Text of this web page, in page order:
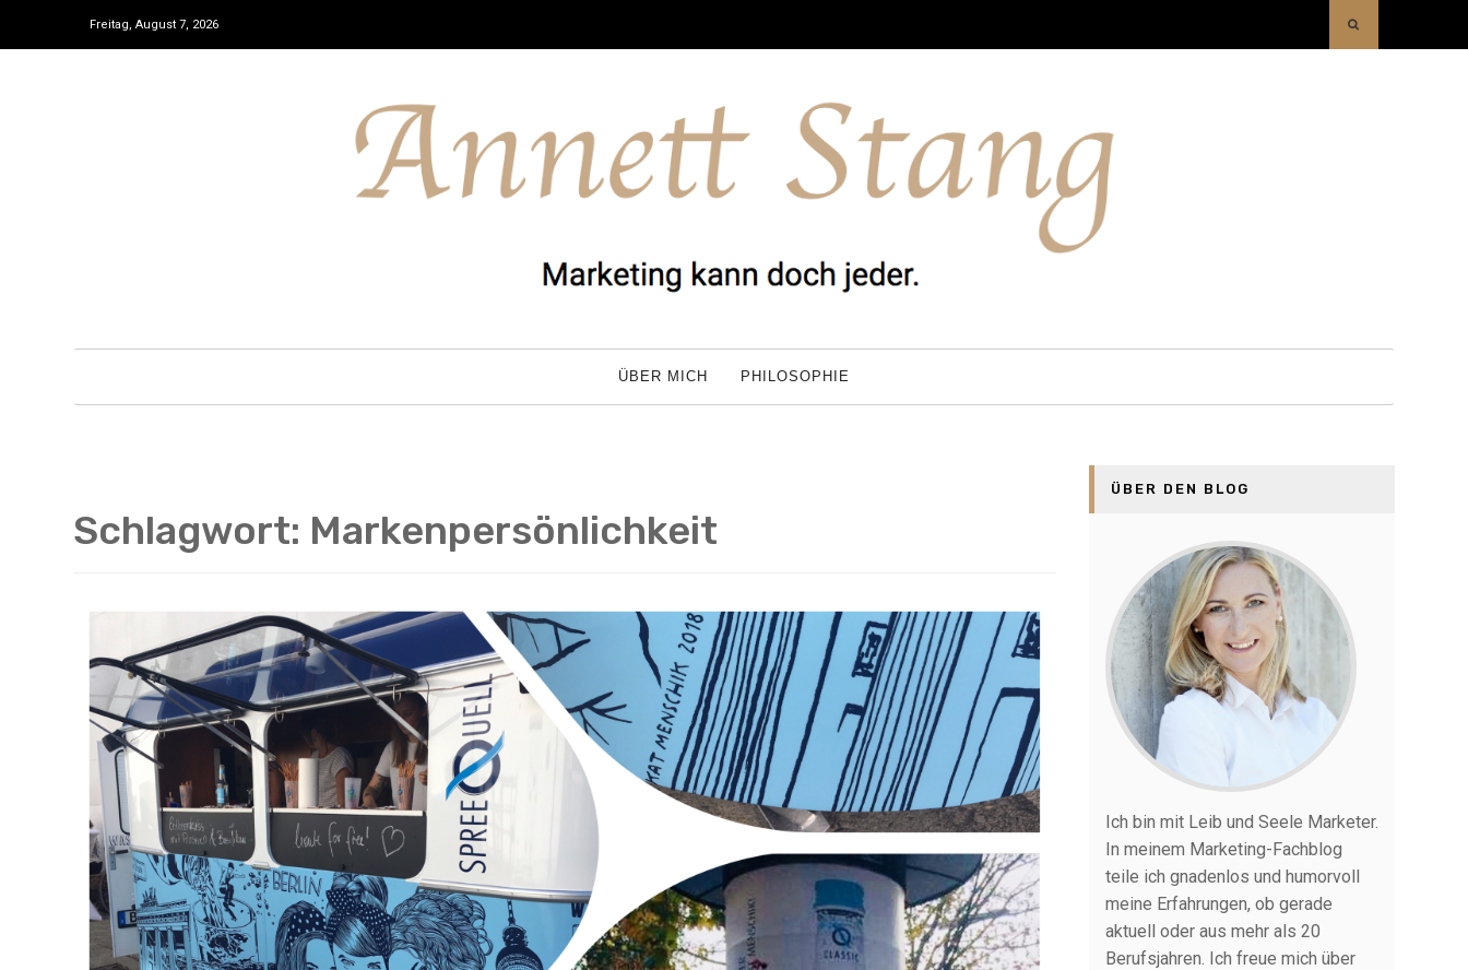
Freitag, August 7, 2026
ÜBER MICH PHILOSOPHIE
Schlagwort: Markenpersönlichkeit
ÜBER DEN BLOG
Ich bin mit Leib und Seele Marketer.
In meinem Marketing-Fachblog
teile ich gnadenlos und humorvoll
meine Erfahrungen, ob gerade
aktuell oder aus mehr als 20
Berufsjahren. Ich freue mich über